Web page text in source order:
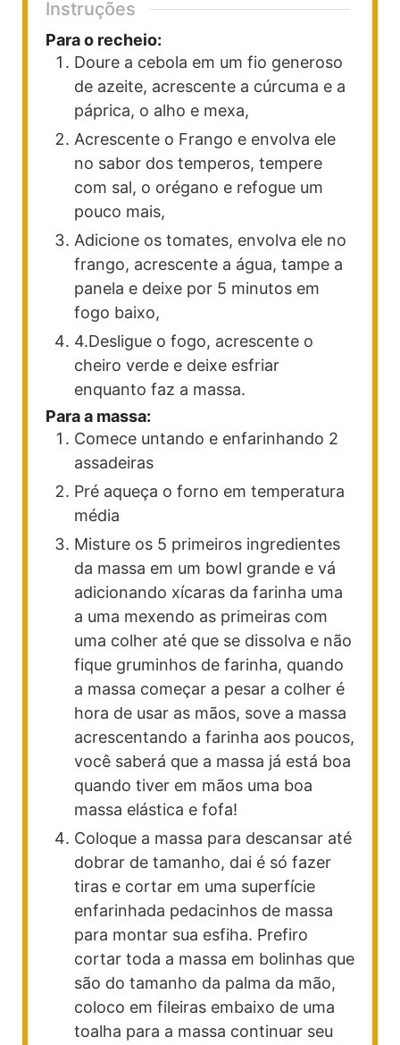
Instruções
Para o recheio:
Doure a cebola em um fio generoso
de azeite, acrescente a cúrcuma e a
páprica, o alho e mexa,
Acrescente o Frango e envolva ele
no sabor dos temperos, tempere
com sal, o orégano e refogue um
pouco mais,
Adicione os tomates, envolva ele no
frango, acrescente a água, tampe a
panela e deixe por 5 minutos em
fogo baixo,
4.Desligue o fogo, acrescente o
cheiro verde e deixe esfriar
enquanto faz a massa.
Para a massa:
Comece untando e enfarinhando 2
assadeiras
Pré aqueça o forno em temperatura
média
Misture os 5 primeiros ingredientes
da massa em um bowl grande e vá
adicionando xícaras da farinha uma
a uma mexendo as primeiras com
uma colher até que se dissolva e não
fique gruminhos de farinha, quando
a massa começar a pesar a colher é
hora de usar as mãos, sove a massa
acrescentando a farinha aos poucos,
você saberá que a massa já está boa
quando tiver em mãos uma boa
massa elástica e fofa!
Coloque a massa para descansar até
dobrar de tamanho, dai é só fazer
tiras e cortar em uma superfície
enfarinhada pedacinhos de massa
para montar sua esfiha. Prefiro
cortar toda a massa em bolinhas que
são do tamanho da palma da mão,
coloco em fileiras embaixo de uma
toalha para a massa continuar seu